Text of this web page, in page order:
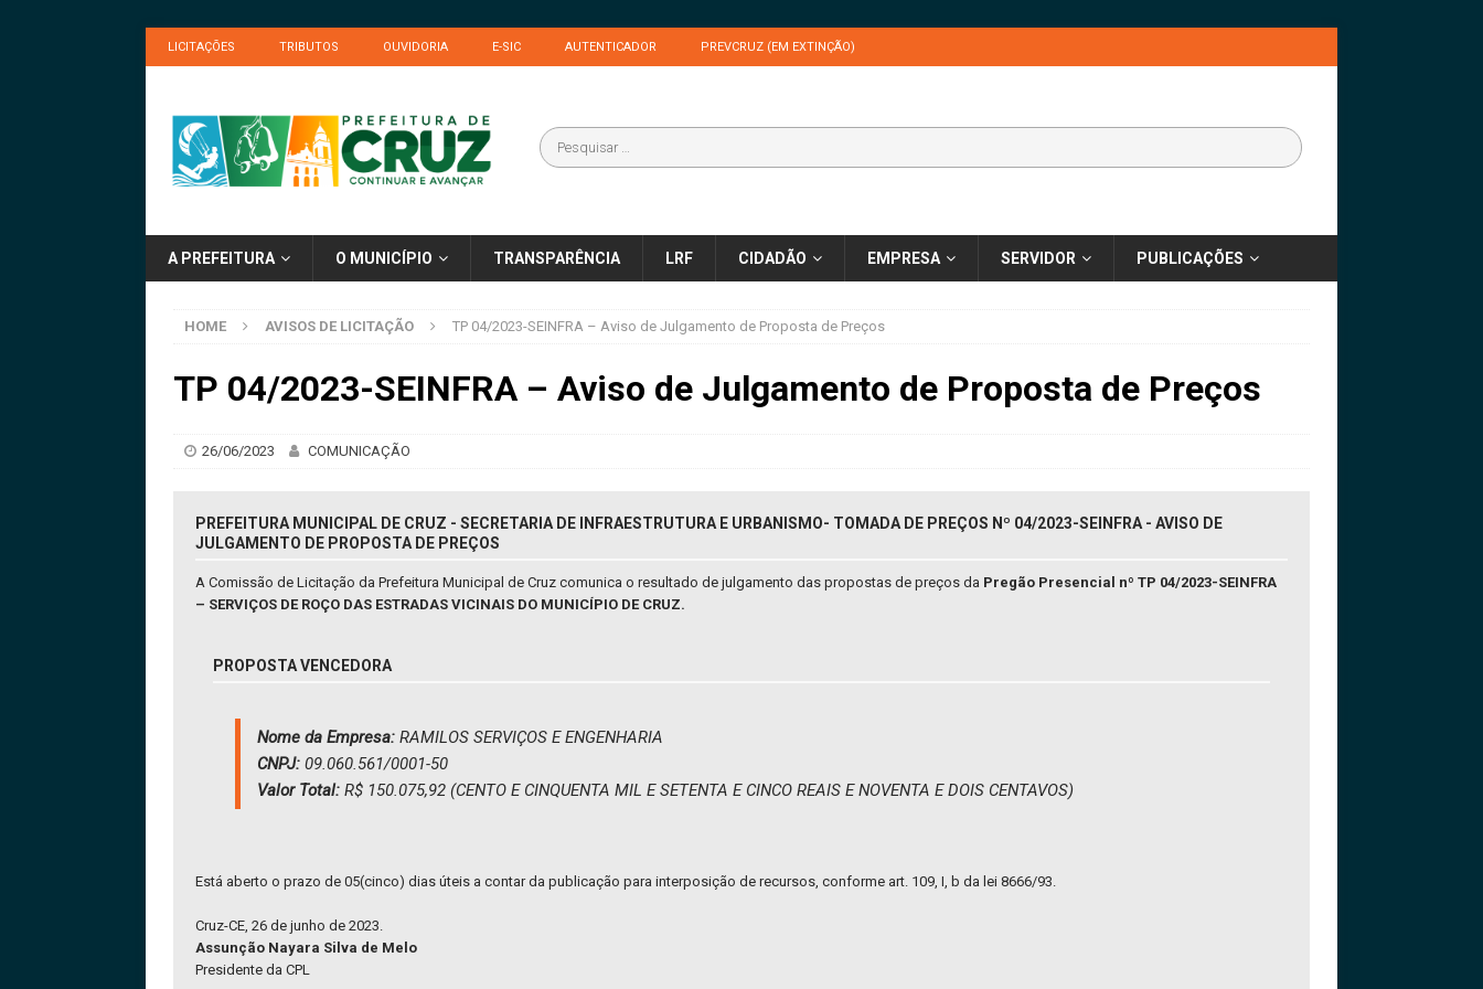
LICITAÇÕES TRIBUTOS OUVIDORIA E-SIC AUTENTICADOR PREVCRUZ (EM EXTINÇÃO)
A PREFEITURA O MUNICÍPIO TRANSPARÊNCIA LRF CIDADÃO EMPRESA SERVIDOR PUBLICAÇÕES
HOME AVISOS DE LICITAÇÃO TP 04/2023-SEINFRA – Aviso de Julgamento de Proposta de Preços
TP 04/2023-SEINFRA – Aviso de Julgamento de Proposta de Preços
26/06/2023 COMUNICAÇÃO
PREFEITURA MUNICIPAL DE CRUZ - SECRETARIA DE INFRAESTRUTURA E URBANISMO- TOMADA DE PREÇOS Nº 04/2023-SEINFRA - AVISO DE
JULGAMENTO DE PROPOSTA DE PREÇOS
A Comissão de Licitação da Prefeitura Municipal de Cruz comunica o resultado de julgamento das propostas de preços da Pregão Presencial nº TP 04/2023-SEINFRA
– SERVIÇOS DE ROÇO DAS ESTRADAS VICINAIS DO MUNICÍPIO DE CRUZ.
PROPOSTA VENCEDORA
Nome da Empresa: RAMILOS SERVIÇOS E ENGENHARIA
CNPJ: 09.060.561/0001-50
Valor Total: R$ 150.075,92 (CENTO E CINQUENTA MIL E SETENTA E CINCO REAIS E NOVENTA E DOIS CENTAVOS)
Está aberto o prazo de 05(cinco) dias úteis a contar da publicação para interposição de recursos, conforme art. 109, I, b da lei 8666/93.
Cruz-CE, 26 de junho de 2023.
Assunção Nayara Silva de Melo
Presidente da CPL